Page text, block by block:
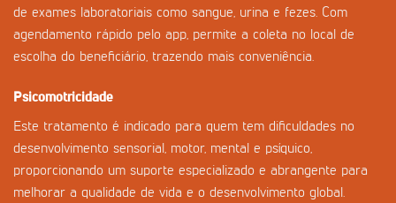
de exames laboratoriais como sangue, urina e fezes. Com
agendamento rápido pelo app, permite a coleta no local de
escolha do beneficiário, trazendo mais conveniência.
Psicomotricidade
Este tratamento é indicado para quem tem dificuldades no
desenvolvimento sensorial, motor, mental e psíquico,
proporcionando um suporte especializado e abrangente para
melhorar a qualidade de vida e o desenvolvimento global.